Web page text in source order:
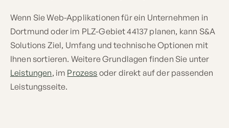
Wenn Sie Web-Applikationen für ein Unternehmen in
Dortmund oder im PLZ-Gebiet 44137 planen, kann S&A
Solutions Ziel, Umfang und technische Optionen mit
Ihnen sortieren. Weitere Grundlagen finden Sie unter
Leistungen, im Prozess oder direkt auf der passenden
Leistungsseite.